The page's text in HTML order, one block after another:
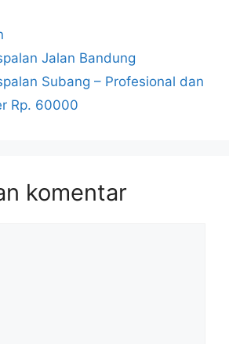
Jalan Bandung
Subang – Profesional dan
Rp. 60000
komentar